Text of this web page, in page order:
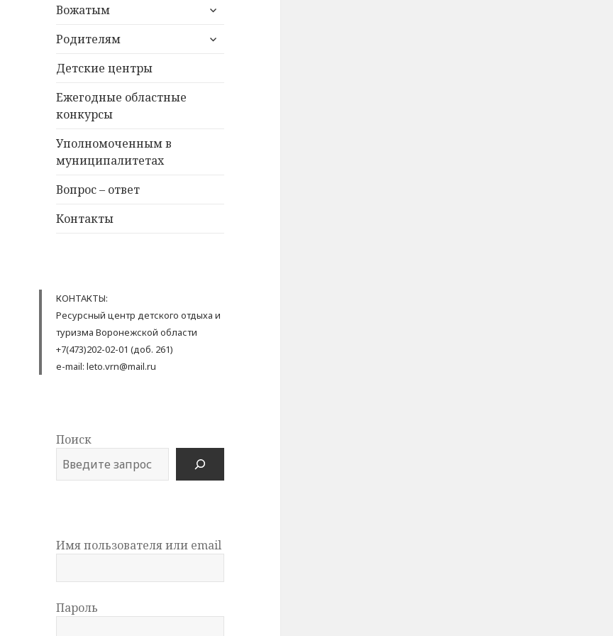
Вожатым
раскрыть
меню
Родителям
раскрыть
Детские центры
Ежегодные областные
конкурсы
Уполномоченным в
муниципалитетах
Вопрос – ответ
Контакты
КОНТАКТЫ:
Ресурсный центр детского отдыха и
туризма Воронежской области
+7(473)202-02-01 (доб. 261)
e-mail: leto.vrn@mail.ru
Поиск
Имя пользователя или email
Пароль